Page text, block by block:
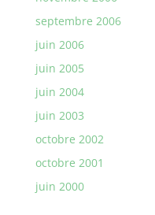
septembre 2006
juin 2006
juin 2005
juin 2004
juin 2003
octobre 2002
octobre 2001
juin 2000